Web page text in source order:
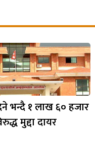
भन्दै १ लाख ६० हजार
मुद्दा दायर